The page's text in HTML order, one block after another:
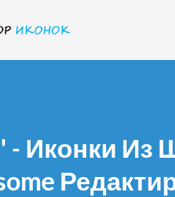
- Иконки Из